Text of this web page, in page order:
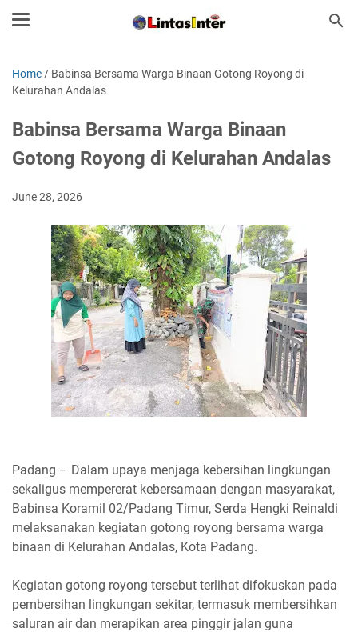
Home / Babinsa Bersama Warga Binaan Gotong Royong di
Kelurahan Andalas
Babinsa Bersama Warga Binaan
Gotong Royong di Kelurahan Andalas
June 28, 2026
Padang – Dalam upaya menjaga kebersihan lingkungan
sekaligus mempererat kebersamaan dengan masyarakat,
Babinsa Koramil 02/Padang Timur, Serda Hengki Reinaldi
melaksanakan kegiatan gotong royong bersama warga
binaan di Kelurahan Andalas, Kota Padang.
Kegiatan gotong royong tersebut terlihat difokuskan pada
pembersihan lingkungan sekitar, termasuk membersihkan
saluran air dan merapikan area pinggir jalan guna